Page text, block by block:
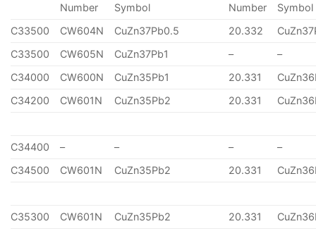
Number
Symbol Number
Symbol
C33500
CW604N CuZn37Pb0.5 20.332
C33500
CW605N CuZn37Pb1 –
–
C34000
CW600N CuZn35Pb1 20.331
C34200
CW601N CuZn35Pb2 20.331
C34400 – – –
–
C34500
CW601N CuZn35Pb2 20.331
C35300 CW601N CuZn35Pb2 20.331